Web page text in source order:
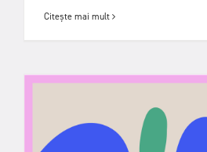
Citește mai mult